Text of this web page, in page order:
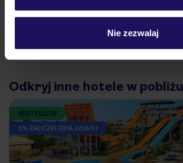
Nie zezwalaj
Zobacz więcej
Odkryj inne hotele w pobliżu
BESTSELLER
5% ZALICZKI ZIMA 2026/27